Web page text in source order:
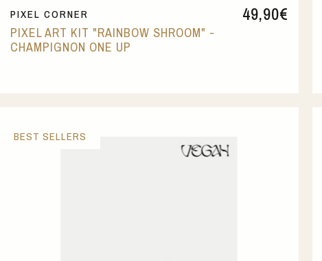
49,90€
PIXEL CORNER
PIXEL ART KIT "RAINBOW SHROOM" -
CHAMPIGNON ONE UP
BEST SELLERS